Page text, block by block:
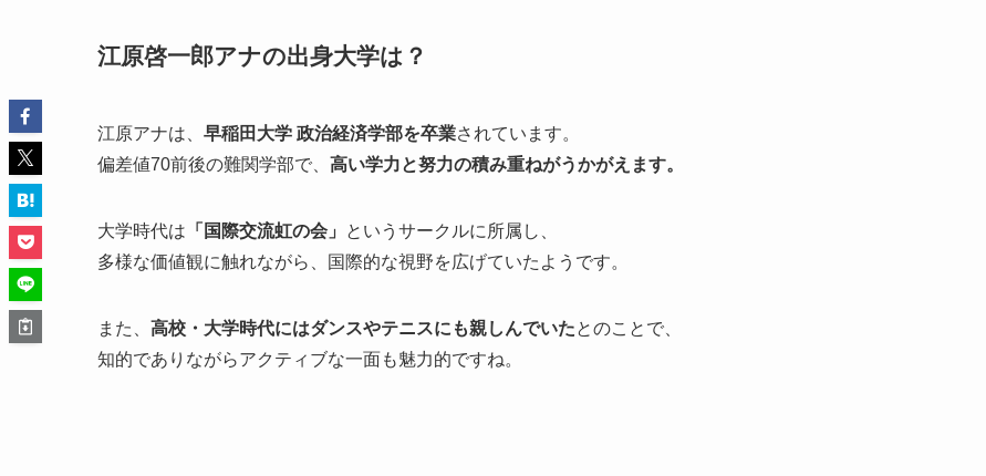
江原啓一郎アナの出身大学は？
江原アナは、 早稲田大学 政治経済学部を卒業されています。
偏差値70前後の難関学部で、 高い学力と努力の積み重ねがうかがえます。
大学時代は 「国際交流虹の会」
というサークルに所属し、
多様な価値観に触れながら、国際的な視野を広げていたようです。
また、 高校・大学時代にはダンスやテニスにも親しんでいたとのことで、
知的でありながらアクティブな一面も魅力的ですね。